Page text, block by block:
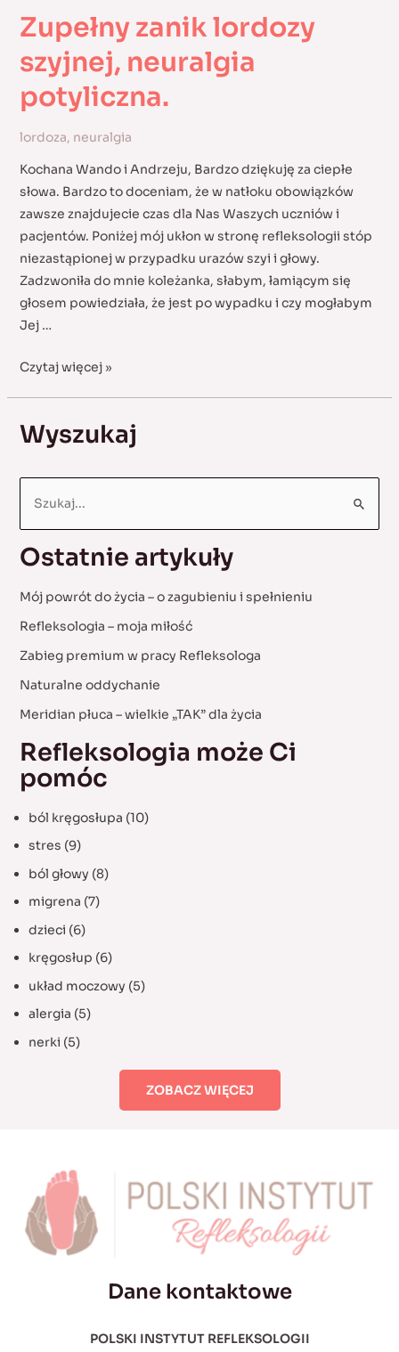
Zupełny zanik lordozy
szyjnej, neuralgia
potyliczna.
lordoza, neuralgia
Kochana Wando i Andrzeju, Bardzo dziękuję za ciepłe
słowa. Bardzo to doceniam, że w natłoku obowiązków
zawsze znajdujecie czas dla Nas Waszych uczniów i
pacjentów. Poniżej mój ukłon w stronę refleksologii stóp
niezastąpionej w przypadku urazów szyi i głowy.
Zadzwoniła do mnie koleżanka, słabym, łamiącym się
głosem powiedziała, że jest po wypadku i czy mogłabym
Jej …
Zupełny
szyjnej,
potyliczna.
Czytaj więcej »
Wyszukaj
r
c
o
r
:
Ostatnie artykuły
Mój powrót do życia – o zagubieniu i spełnieniu
Refleksologia – moja miłość
Zabieg premium w pracy Refleksologa
Naturalne oddychanie
Meridian płuca – wielkie „TAK” dla życia
Refleksologia może Ci
pomóc
ból kręgosłupa (10)
stres (9)
ból głowy (8)
migrena (7)
dzieci (6)
kręgosłup (6)
układ moczowy (5)
alergia (5)
nerki (5)
ZOBACZ WIĘCEJ
Dane kontaktowe
POLSKI INSTYTUT REFLEKSOLOGII